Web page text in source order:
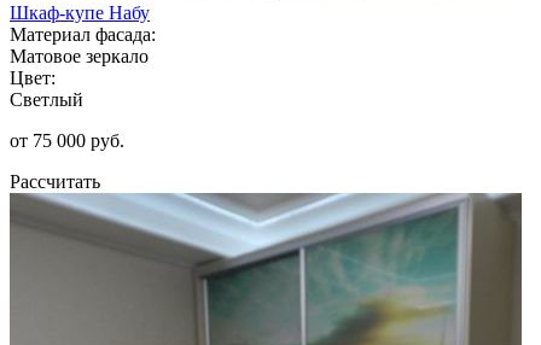
Шкаф-купе Набу
Материал фасада:
Матовое зеркало
Цвет:
Светлый
от 75 000 руб.
Рассчитать